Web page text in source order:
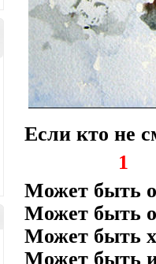
Если кто не
1
Может быть
Может быть
Может быть
Может быть